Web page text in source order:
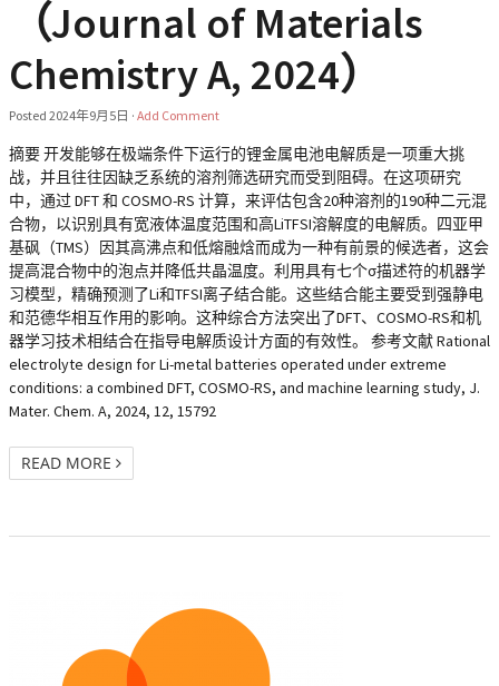
（Journal of Materials
Chemistry A, 2024）
Posted 2024年9月5日 · Add Comment
摘要 开发能够在极端条件下运行的锂金属电池电解质是一项重大挑
战，并且往往因缺乏系统的溶剂筛选研究而受到阻碍。在这项研究
中，通过 DFT 和 COSMO-RS 计算，来评估包含20种溶剂的190种二元混
合物，以识别具有宽液体温度范围和高LiTFSI溶解度的电解质。四亚甲
基砜（TMS）因其高沸点和低熔融焓而成为一种有前景的候选者，这会
提高混合物中的泡点并降低共晶温度。利用具有七个σ描述符的机器学
习模型，精确预测了Li和TFSI离子结合能。这些结合能主要受到强静电
和范德华相互作用的影响。这种综合方法突出了DFT、COSMO-RS和机
器学习技术相结合在指导电解质设计方面的有效性。 参考文献 Rational
electrolyte design for Li-metal batteries operated under extreme
conditions: a combined DFT, COSMO-RS, and machine learning study, J.
Mater. Chem. A, 2024, 12, 15792
READ MORE